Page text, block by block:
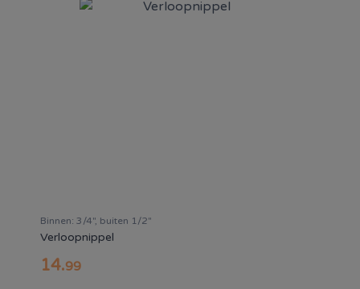
Binnen: 3/4", buiten 1/2"
Verloopnippel
14.99